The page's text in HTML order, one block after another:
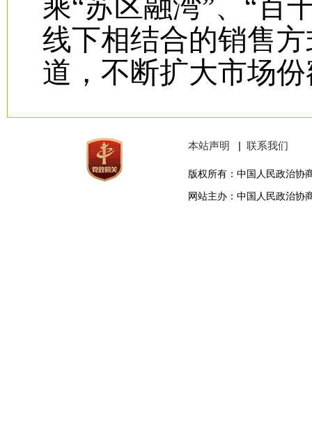
乘“苏区融湾”、“百
线下相结合的销售
道，不断扩大市场
本站声明 | 联系我们
版权所有：中国人民政治协
网站主办：中国人民政治协